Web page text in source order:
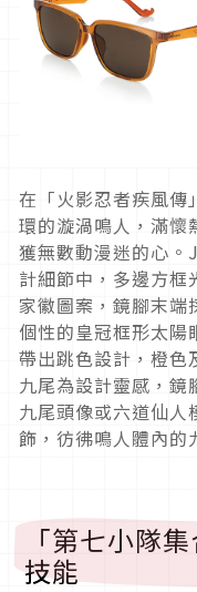
在「火影忍者疾風傳
環的漩渦鳴人，滿懷
獲無數動漫迷的心。
計細節中，多邊方框
家徽圖案， 鏡腳末端
個性的皇冠框形太陽
帶出跳色設計，橙色
九尾為設計靈感，鏡
九尾頭像或六道仙人
飾， 彷彿鳴人體內的
「第七小隊
技能